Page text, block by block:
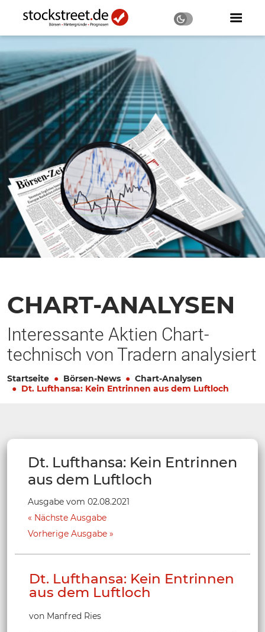
CHART-ANALYSEN
Interessante Aktien Chart-
technisch von Tradern analysiert
Startseite Börsen-News
Chart-Analysen
Dt. Lufthansa: Kein Entrinnen aus dem Luftloch
Dt. Lufthansa: Kein Entrinnen
aus dem Luftloch
Ausgabe vom 02.08.2021
Nächste Ausgabe
Vorherige Ausgabe
Dt. Lufthansa: Kein Entrinnen
aus dem Luftloch
von Manfred Ries